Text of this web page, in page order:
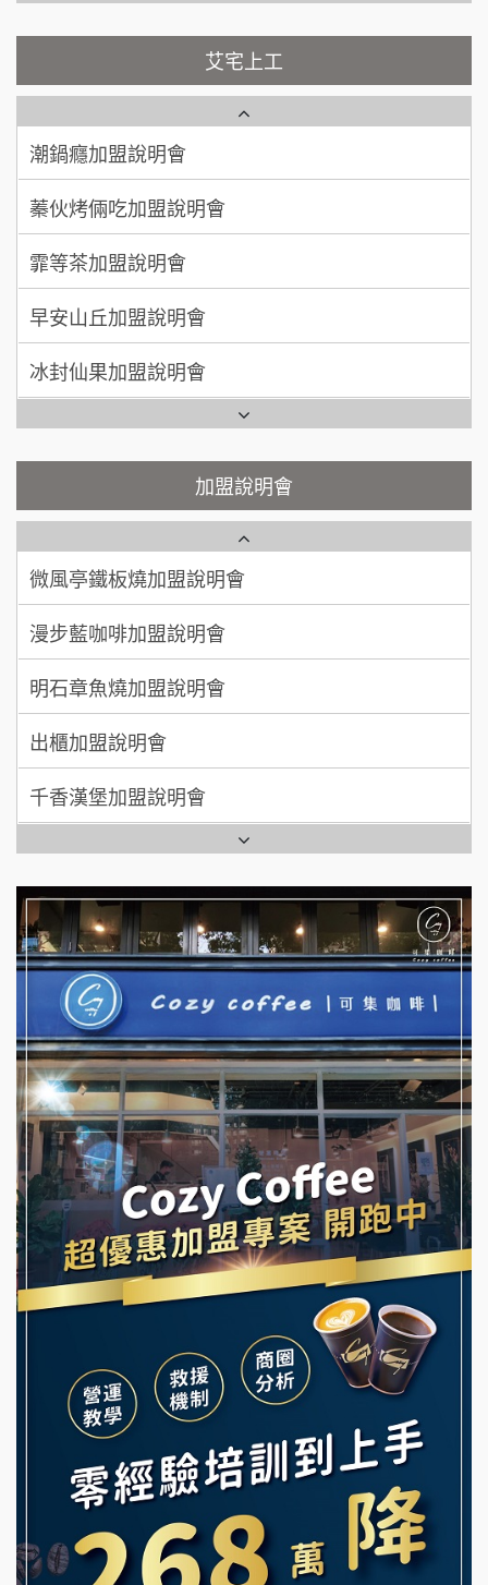
加盟預算 100萬~200萬
周 先生/小姐 台北
加盟預算 100萬 ~150萬
徐 先生/小姐 新北市
加盟預算
何 先生/小姐
加盟預算
呂 先生/小姐
加盟預算 200萬~400萬
顏 先生/小姐 台北市
廖 先生/小姐 高雄市
加盟預算
艾宅上工
NU PASTA義大利麵加盟說明會
潮鍋癮加盟說明會
蓁伙烤倆吃加盟說明會
霏等茶加盟說明會
早安山丘加盟說明會
冰封仙果加盟說明會
Ramble Café 漫步藍咖啡加盟說明會
微風亭鐵板燒加盟說明會
【曉妍美妝】誠徵行政櫃檯
自助洗衣店誠徵代洗收送人員(台中市)
MUSHEN徵SPA美容芳療師
日十。早午食加盟說明會
拾鑶火鍋加盟說明會
全家加盟說明會
台灣G湯加盟說明會
彭富貴加盟說明會
NU PASTA義大利麵加盟說明會
潮鍋癮加盟說明會
蓁伙烤倆吃加盟說明會
霏等茶加盟說明會
早安山丘加盟說明會
冰封仙果加盟說明會
Ramble Café 漫步藍咖啡加盟說明會
微風亭鐵板燒加盟說明會
鮮茶道加盟說明會
【曉妍美妝】誠徵行政櫃檯
自助洗衣店誠徵代洗收送人員(台中市)
MUSHEN徵SPA美容芳療師
加盟說明會
藍象廷泰式火鍋加盟說明會
日十。早午食加盟說明會
上宇林加盟說明會
莫尼早餐Morni加盟說明會
手作功夫茶加盟說明會
SHARE TEA歇腳亭加盟說明會
潮味決-湯滷專門店加盟說明會
鮮茶道加盟說明會
微風亭鐵板燒加盟說明會
漫步藍咖啡加盟說明會
明石章魚燒加盟說明會
出櫃加盟說明會
千香漢堡加盟說明會
七盞茶加盟說明會
拉亞漢堡加盟說明會
杜芳子古味茶鋪加盟說明會
優握握×酸奶大獅加盟說明會
冬城門加盟說明會
拾鑶火鍋加盟說明會
阿性情趣無人販售所加盟明會
龍涎居好湯加盟說明會
舒油頭加盟說明會
韓金量加盟說明會
Mr.Wish加盟說明會
白鬍泡泡 BOHO POPO加盟說明會
雞咕雞咕加盟說明會
TEA TOP加盟說明會